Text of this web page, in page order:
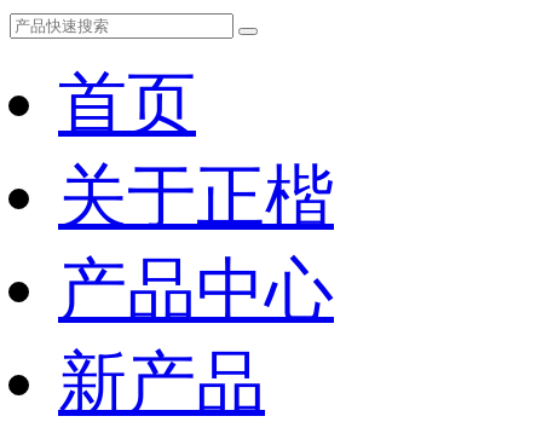
首页
关于正楷
产品中心
新产品